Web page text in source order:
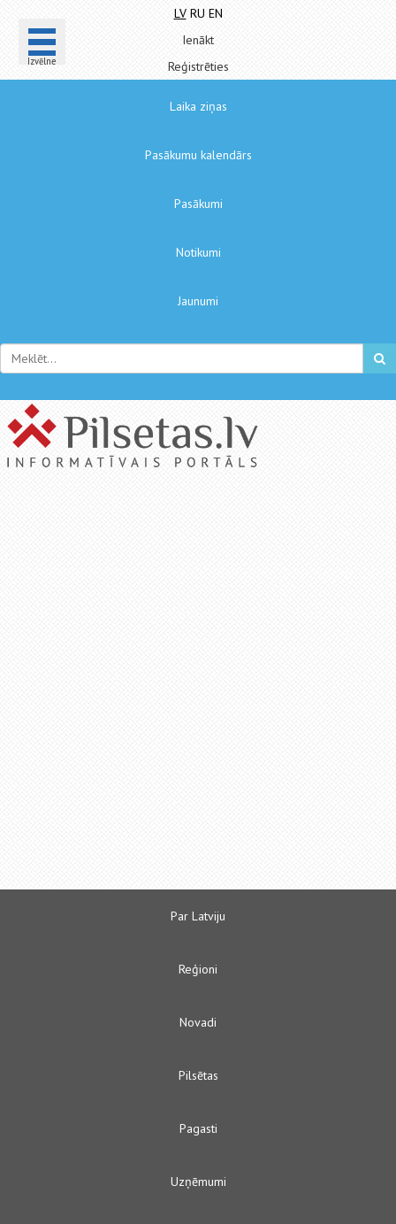
Izvēlne
LV RU EN
Ienākt
Reģistrēties
Laika ziņas
Pasākumu kalendārs
Pasākumi
Notikumi
Jaunumi
Par Latviju
Reģioni
Novadi
Pilsētas
Pagasti
Uzņēmumi